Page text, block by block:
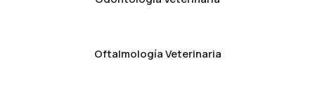
Oftalmología Veterinaria